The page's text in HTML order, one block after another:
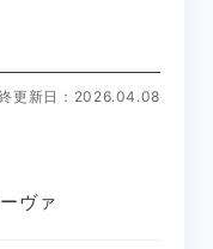
更新日：2026.04.08
ヴァ